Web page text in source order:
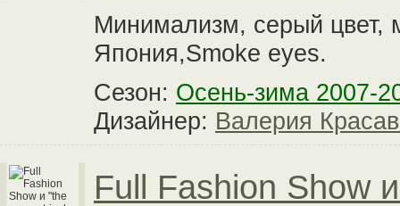
Минимализм, серый цвет,
Япония,Smoke eyes.
Сезон: Осень-зима 2007-
Дизайнер: Валерия
Full Fashion Show